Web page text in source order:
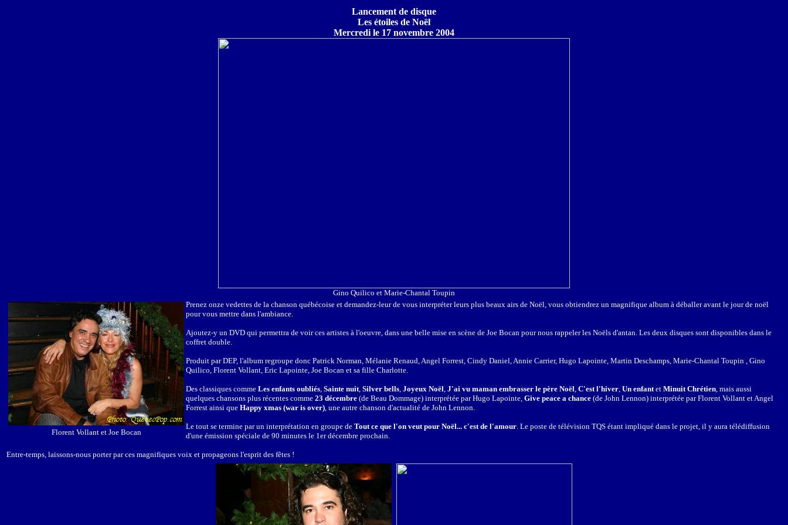
Lancement de disque
Les étoiles de Noël
Mercredi le 17 novembre 2004
Gino Quilico et Marie-Chantal Toupin
Florent Vollant et Joe Bocan
Prenez onze vedettes de la chanson québécoise et demandez-leur de vous interpréter leurs plus beaux airs de Noël, vous obtiendrez un magnifique album à déballer avant le jour de noël
pour vous mettre dans l'ambiance.
Ajoutez-y un DVD qui permettra de voir ces artistes à l'oeuvre, dans une belle mise en scène de Joe Bocan pour nous rappeler les Noëls d'antan. Les deux disques sont disponibles dans le
coffret double.
Produit par DEP, l'album regroupe donc Patrick Norman, Mélanie Renaud, Angel Forrest, Cindy Daniel, Annie Carrier, Hugo Lapointe, Martin Deschamps, Marie-Chantal Toupin , Gino
Quilico, Florent Vollant, Eric Lapointe, Joe Bocan et sa fille Charlotte.
Des classiques comme Les enfants oubliés, Sainte nuit, Silver bells, Joyeux Noël, J'ai vu maman embrasser le père Noël, C'est l'hiver, Un enfantet Minuit Chrétien, mais aussi
quelques chansons plus récentes comme 23 décembre (de Beau Dommage) interprétée par Hugo Lapointe, Give peace a chance (de John Lennon) interprétée par Florent Vollant et Angel
Forrest ainsi que Happy xmas (war is over), une autre chanson d'actualité de John Lennon.
Le tout se termine par un interprétation en groupe de Tout ce que l'on veut pour Noël... c'est de l'amour. Le poste de télévision TQS étant impliqué dans le projet, il y aura télédiffusion
d'une émission spéciale de 90 minutes le 1er décembre prochain.
Entre-temps, laissons-nous porter par ces magnifiques voix et propageons l'esprit des fêtes !